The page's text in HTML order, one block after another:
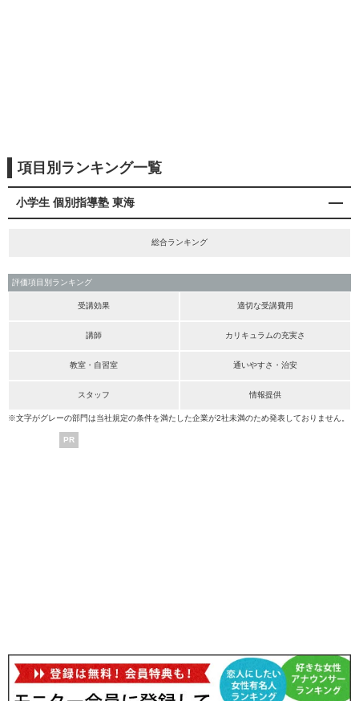
項目別ランキング一覧
小学生 個別指導塾 東海
総合ランキング
評価項目別ランキング
受講効果 適切な受講費用
講師 カリキュラムの充実さ
教室・自習室 通いやすさ・治安
スタッフ 情報提供
※文字がグレーの部門は当社規定の条件を満たした企業が2社未満のため発表しておりません。
PR